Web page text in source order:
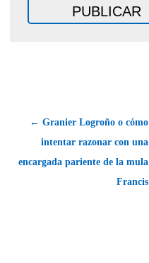
← Granier Logroño o cómo
intentar razonar con una
encargada pariente de la mula
Francis